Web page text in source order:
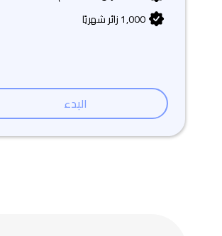
1,000 زائر شهريًا
البدء